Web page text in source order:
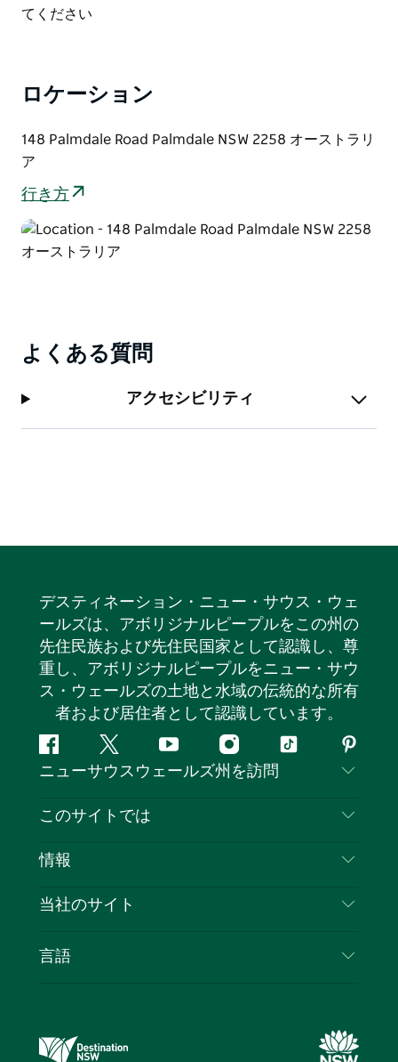
Moo to Eweでは、一年を通して、美しい田園風景の中
Moo to Eweは、日常から離れて有意義なひとときを過
かで心安らぐ体験を提供します。
ご予約は必須です。
List
てください
ロケーション
148 Palmdale Road Palmdale NSW 2258 オーストラリ
ア
行き方
よくある質問
アクセシビリティ
デスティネーション・ニュー・サウス・ウェ
ールズは、アボリジナルピープルをこの州の
先住民族および先住民国家として認識し、尊
重し、アボリジナルピープルをニュー・サウ
ス・ウェールズの土地と水域の伝統的な所有
者および居住者として認識しています。
フ
ェ
ス
ッ
ツ
イ
タ
ユ
ー
イ
ン
テ
ピ
ン
レ
ト
ニューサウスウェールズ州を訪問
お問い合わせ
クッキーに関する通知
このサイトでは
目的地
イベント
情報
旅行情報
NSWでのビジネス
当社のサイト
言語